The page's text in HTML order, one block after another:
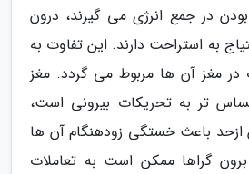
بودن در جمع انرژی می گیرند، درون
به استراحت دارند. این تفاوت به
در مغز آن ها مربوط می گردد. مغز
تر به تحریکات بیرونی است،
ازحد باعث خستگی زودهنگام آن ها
گراها ممکن است به تعاملات